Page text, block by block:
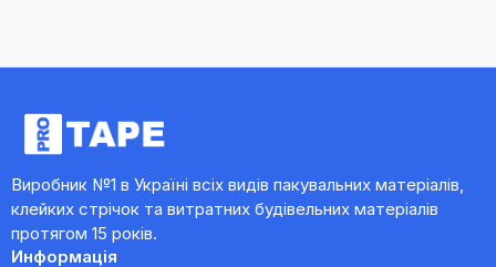
Виробник №1 в Україні всіх видів пакувальних матеріалів,
клейких стрічок та витратних будівельних матеріалів
протягом 15 років.
Информація